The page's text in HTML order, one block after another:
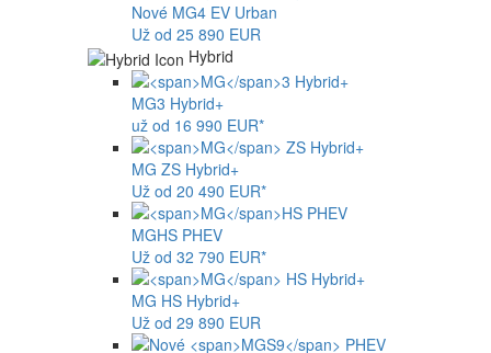
Nové MG4 EV Urban
Už od 25 890 EUR
Hybrid
MG3 Hybrid+
už od 16 990 EUR*
MG ZS Hybrid+
Už od 20 490 EUR*
MGHS PHEV
Už od 32 790 EUR*
MG HS Hybrid+
Už od 29 890 EUR